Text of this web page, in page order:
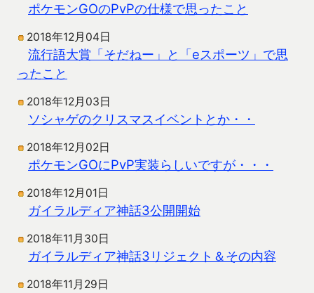
ポケモンGOのPvPの仕様で思ったこと
2018年12月04日
流行語大賞「そだねー」と「eスポーツ」で思
ったこと
2018年12月03日
ソシャゲのクリスマスイベントとか・・
2018年12月02日
ポケモンGOにPvP実装らしいですが・・・
2018年12月01日
ガイラルディア神話3公開開始
2018年11月30日
ガイラルディア神話3リジェクト＆その内容
2018年11月29日